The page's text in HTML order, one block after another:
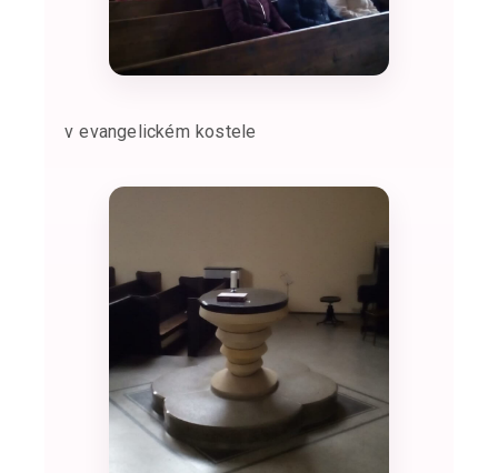
v evangelickém kostele